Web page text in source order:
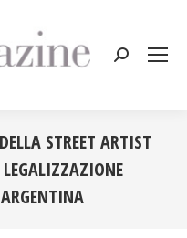
Cerca:
STREET ARTIST
LEGALIZZAZIONE